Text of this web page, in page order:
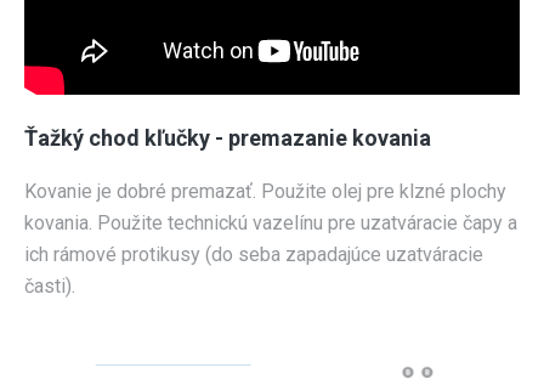
Ťažký chod kľučky - premazanie kovania
Kovanie je dobré premazať. Použite olej pre klzné plochy
kovania. Použite technickú vazelínu pre uzatváracie čapy a
ich rámové protikusy (do seba zapadajúce uzatváracie
časti).